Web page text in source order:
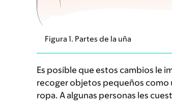
Figura 1. Partes de la uña
Es posible que estos cambios le
recoger objetos pequeños como
ropa. A algunas personas les